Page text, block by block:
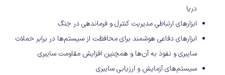
دریا
ابزارهای ارتباطی مدیریت کنترل و فرماندهی در جنگ
ابزارهای دفاعی هوشمند برای محافظت از سیستم‌ها در برابر حملات
سایبری و نفوذ به آن‌ها و همچنین افزایش مقاومت سایبری
سیستم‌های آزمایش و ارزیابی سایبری